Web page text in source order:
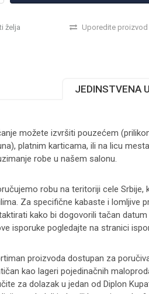
želja Uporedite proizvod
JEDINSTVENA
možete izvršiti pouzećem
platnim karticama, ili na licu
robe u našem salonu.
robu na teritoriji cele Srbije,
Za specifične kabaste i lomljive
kako bi dogovorili tačan
isporuke pogledajte na stranici
proizvoda dostupan za
kao lageri pojedinačnih
za dolazak u jedan od Diplon